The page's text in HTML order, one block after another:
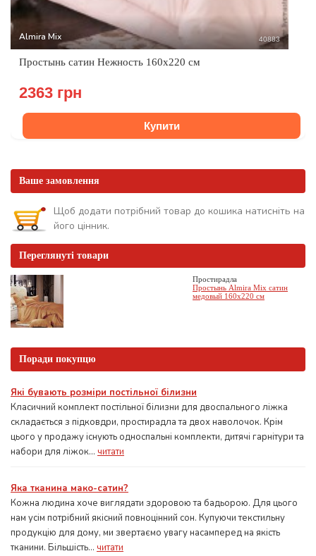
Almira Mix 40883
Простынь сатин Нежность 160x220 см
2363 грн
Купити
Ваше замовлення
Щоб додати потрібний товар до кошика натисніть на
його цінник.
Переглянуті товари
Простирадла
Простынь Almira Mix сатин
медовый 160x220 см
Поради покупцю
Які бувають розміри постільної білизни
Класичний комплект постільної білизни для двоспального ліжка
складається з підковдри, простирадла та двох наволочок. Крім
цього у продажу існують односпальні комплекти, дитячі гарнітури та
набори для ліжок... читати
Яка тканина мако-сатин?
Кожна людина хоче виглядати здоровою та бадьорою. Для цього
нам усім потрібний якісний повноцінний сон. Купуючи текстильну
продукцію для дому, ми звертаємо увагу насамперед на якість
тканини. Більшість... читати